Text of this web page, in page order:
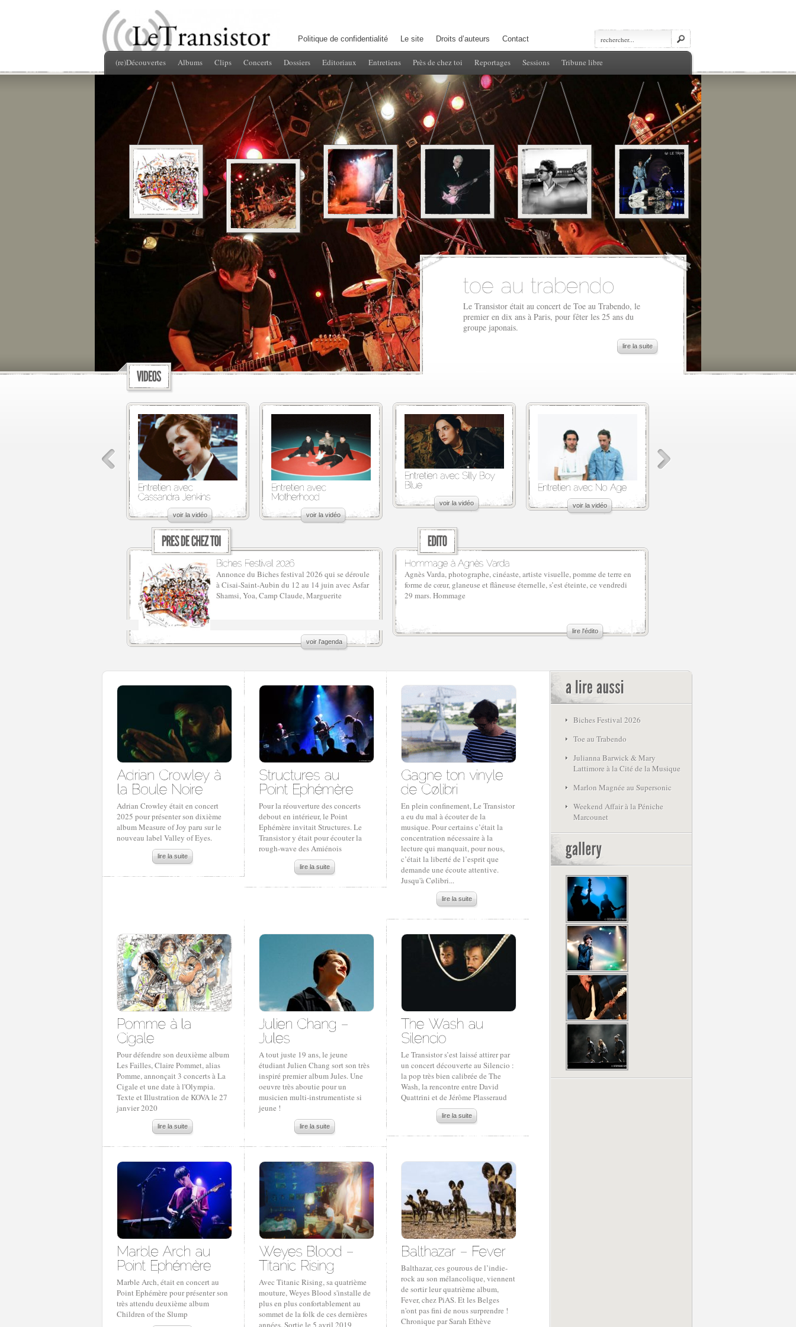
Politique de confidentialité Le site Droits d’auteurs Contact
(re)Découvertes Albums Clips Concerts Dossiers Editoriaux Entretiens Près de chez toi Reportages Sessions Tribune libre
Le Transistor était au concert de Toe au Trabendo, le
premier en dix ans à Paris, pour fêter les 25 ans du
groupe japonais.
lire la suite
voir la vidéo voir la vidéo
voir la vidéo voir la vidéo
Annonce du Biches festival 2026 qui se déroule
à Cisai-Saint-Aubin du 12 au 14 juin avec Asfar
Shamsi, Yoa, Camp Claude, Marguerite
voir l'agenda
Agnès Varda, photographe, cinéaste, artiste visuelle, pomme de terre en
forme de cœur, glaneuse et flâneuse éternelle, s’est éteinte, ce vendredi
29 mars. Hommage
lire l'édito
Adrian Crowley était en concert
2025 pour présenter son dixième
album Measure of Joy paru sur le
nouveau label Valley of Eyes.
lire la suite
Pour la réouverture des concerts
debout en intérieur, le Point
Ephémère invitait Structures. Le
Transistor y était pour écouter la
rough-wave des Amiénois
lire la suite
En plein confinement, Le Transistor
a eu du mal à écouter de la
musique. Pour certains c’était la
concentration nécessaire à la
lecture qui manquait, pour nous,
c’était la liberté de l’esprit que
demande une écoute attentive.
Jusqu'à Cølibri...
lire la suite
Pour défendre son deuxième album
Les Failles, Claire Pommet, alias
Pomme, annonçait 3 concerts à La
Cigale et une date à l'Olympia.
Texte et Illustration de KOVA le 27
janvier 2020
lire la suite
A tout juste 19 ans, le jeune
étudiant Julien Chang sort son très
inspiré premier album Jules. Une
oeuvre très aboutie pour un
musicien multi-instrumentiste si
jeune !
lire la suite
Le Transistor s’est laissé attirer par
un concert découverte au Silencio :
la pop très bien calibrée de The
Wash, la rencontre entre David
Quattrini et de Jérôme Plasseraud
lire la suite
Marble Arch, était en concert au
Point Ephémère pour présenter son
très attendu deuxième album
Children of the Slump
Avec Titanic Rising, sa quatrième
mouture, Weyes Blood s'installe de
plus en plus confortablement au
sommet de la folk de ces dernières
années. Sortie le 5 avril 2019
Balthazar, ces gourous de l’indie-
rock au son mélancolique, viennent
de sortir leur quatrième album,
Fever, chez PiAS. Et les Belges
n'ont pas fini de nous surprendre !
Chronique par Sarah Ethève
Biches Festival 2026
Toe au Trabendo
Julianna Barwick & Mary
Lattimore à la Cité de la Musique
Marlon Magnée au Supersonic
Weekend Affair à la Péniche
Marcounet